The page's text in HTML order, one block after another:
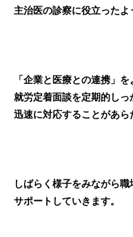
主治医の診察に役立ったよ
「企業と医療との連携」を
就労定着面談を定期的しっ
迅速に対応することがあら
しばらく様子をみながら
サポートしていきます。